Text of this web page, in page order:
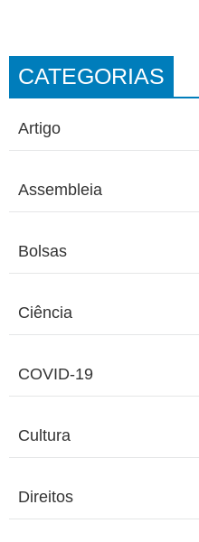
CATEGORIAS
Artigo
Assembleia
Bolsas
Ciência
COVID-19
Cultura
Direitos